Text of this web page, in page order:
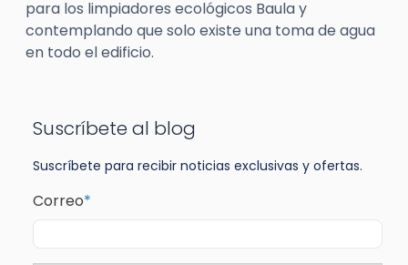
para los limpiadores ecológicos Baula y
contemplando que solo existe una toma de agua
en todo el edificio.
Suscríbete al blog
Suscríbete para recibir noticias exclusivas y ofertas.
Correo*